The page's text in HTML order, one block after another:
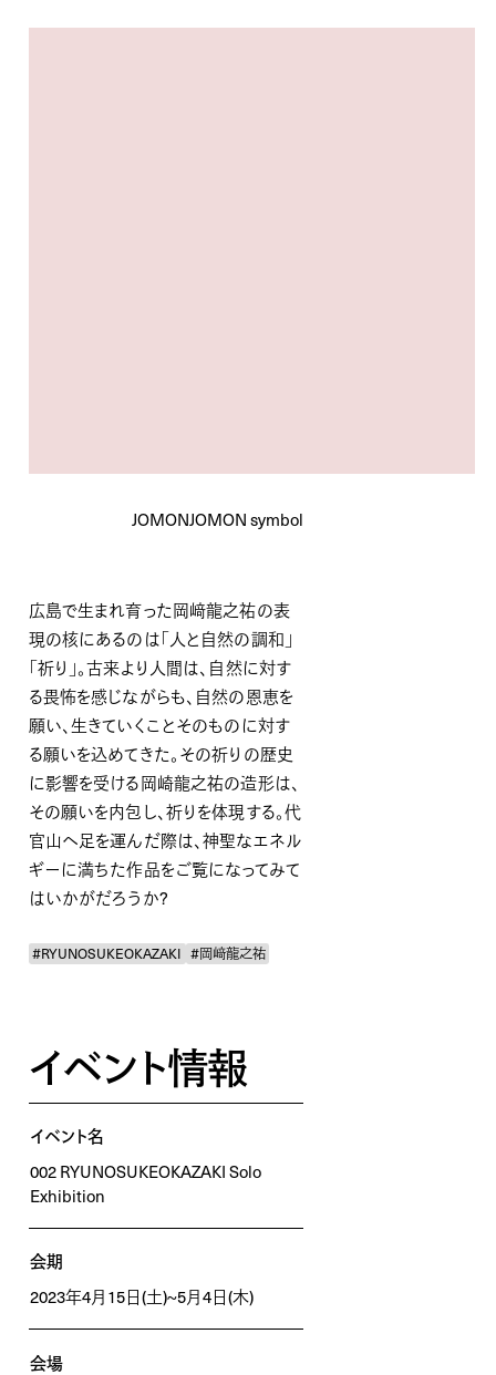
JOMONJOMON symbol
広島で生まれ育った岡﨑龍之祐の表
現の核にあるのは「人と自然の調和」
「祈り」。古来より人間は、自然に対す
る畏怖を感じながらも、自然の恩恵を
願い、生きていくことそのものに対す
る願いを込めてきた。その祈りの歴史
に影響を受ける岡崎龍之祐の造形は、
その願いを内包し、祈りを体現する。代
官山へ足を運んだ際は、神聖なエネル
ギーに満ちた作品をご覧になってみて
はいかがだろうか?
#RYUNOSUKEOKAZAKI #岡﨑龍之祐
イベント情報
イベント名
002 RYUNOSUKEOKAZAKI Solo
Exhibition
会期
2023年4月15日(土)~5月4日(木)
会場